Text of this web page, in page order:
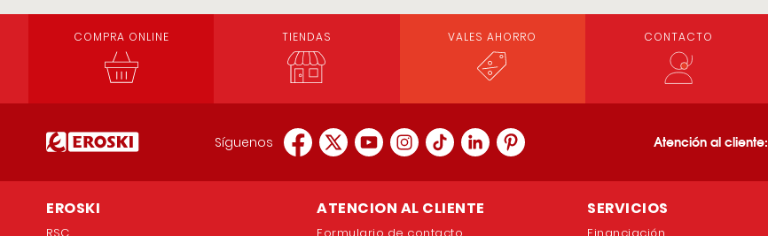
COMPRA ONLINE TIENDAS VALES AHORRO CONTACTO
Síguenos Atención al cliente:
EROSKI ATENCION AL CLIENTE SERVICIOS